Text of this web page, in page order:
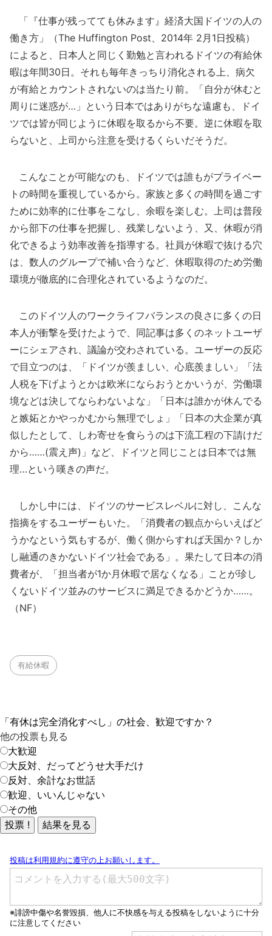
「『仕事が残ってても休みます』経済大国ドイツの人の
働き方」（The Huffington Post、2014年 2月1日投稿）
によると、日本人と同じく勤勉と言われるドイツの有給休
暇は年間30日。それも毎年きっちり消化される上、病欠
が有給とカウントされないのは当たり前。「自分が休むと
周りに迷惑が…」という日本ではありがちな遠慮も、ドイ
ツでは皆が同じように休暇を取るから不要。逆に休暇を取
らないと、上司から注意を受けるくらいだそうだ。
こんなことが可能なのも、ドイツでは誰もがプライベー
トの時間を重視しているから。家族と多くの時間を過ごす
ために効率的に仕事をこなし、余暇を楽しむ。上司は普段
から部下の仕事を把握し、残業しないよう、又、休暇が消
化できるよう効率改善を指導する。社員が休暇で抜ける穴
は、数人のグループで補い合うなど、休暇取得のため労働
環境が徹底的に合理化されているようなのだ。
このドイツ人のワークライフバランスの良さに多くの日
本人が衝撃を受けたようで、同記事は多くのネットユーザ
ーにシェアされ、議論が交わされている。ユーザーの反応
で目立つのは、「ドイツが羨ましい、心底羨ましい」「法
人税を下げようとかは欧米にならおうとかいうが、労働環
境などは決してならわないよな」「日本は誰かが休んでる
と嫉妬とかやっかむから無理でしょ」「日本の大企業が真
似したとして、しわ寄せを食らうのは下流工程の下請けだ
から……(震え声)」など、ドイツと同じことは日本では無
理…という嘆きの声だ。
しかし中には、ドイツのサービスレベルに対し、こんな
指摘をするユーザーもいた。「消費者の観点からいえばど
うかなという気もするが、働く側からすれば天国か？しか
し融通のきかないドイツ社会である」。果たして日本の消
費者が、「担当者が1か月休暇で居なくなる」ことが珍し
くないドイツ並みのサービスに満足できるかどうか……。
（NF）
有給休暇
「有休は完全消化すべし」の社会、歓迎ですか？
他の投票も見る
大歓迎
大反対、だってどうせ大手だけ
反対、余計なお世話
歓迎、いいんじゃない
その他